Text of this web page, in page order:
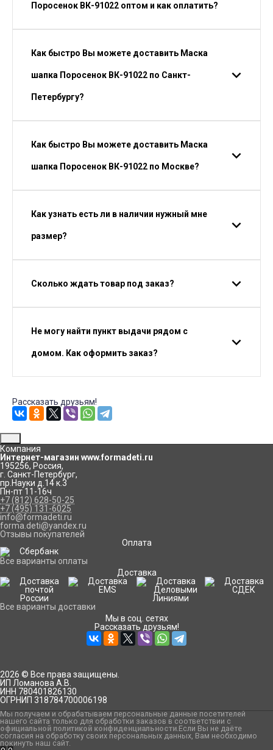
Поросенок ВК-91022 оптом и как оплатить?
Как быстро Вы можете доставить Маска
шапка Поросенок ВК-91022 по Санкт-
Петербургу?
Как быстро Вы можете доставить Маска
шапка Поросенок ВК-91022 по Москве?
Как узнать есть ли в наличии нужный мне
размер?
Сколько ждать товар под заказ?
Не могу найти пункт выдачи рядом с
домом. Как оформить заказ?
Рассказать друзьям!
Компания
Интернет-магазин www.formadeti.ru
195256, Россия,
г. Санкт-Петербург,
пр.Науки д.14 к.3
Пн-пт 11-16ч
+7 (812) 628-50-25
+7 (495) 131-6025
info@formadeti.ru
forma.deti@yandex.ru
Отзывы покупателей
Оплата
Все варианты оплаты
Доставка
Все варианты доставки
Мы в соц. сетях
Рассказать друзьям!
2026 © Все права защищены.
ИП Ломанова А.В.
ИНН 780401826130
ОГРНИП 318784700006198
Мы получаем и обрабатываем персональные данные посетителей
нашего сайта только для обработки заказов в соответствии с
официальной политикой конфиденциальности.Если Вы не даёте
согласия на обработку своих персональных данных, Вам необходимо
покинуть наш сайт.